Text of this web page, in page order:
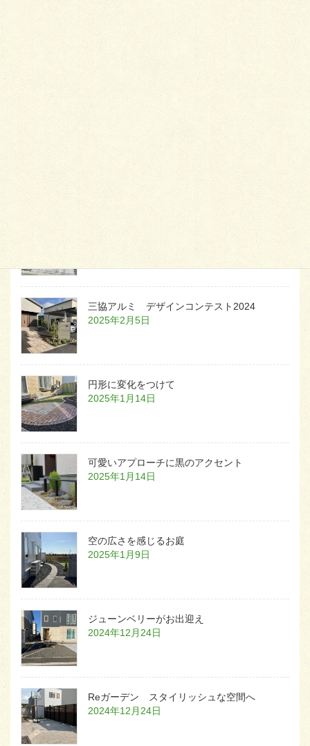
三協アルミ デザインコンテスト2024
2025年2月5日
円形に変化をつけて
2025年1月14日
可愛いアプローチに黒のアクセント
2025年1月14日
空の広さを感じるお庭
2025年1月9日
ジューンベリーがお出迎え
2024年12月24日
Reガーデン スタイリッシュな空間へ
2024年12月24日